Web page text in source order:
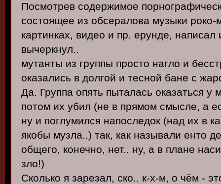
Посмотрев содержимое
состоящее из обсералова музыки роко-
картинках, видео и пр. ерунде,
вычеркнул..
мутанты из группы просто нагло и
оказались в долгой и тесной бане с
Да. Группа опять пыталась оказаться у
потом их убил (не в прямом смысле, а
ну и поглумился напоследок (над их в
якобы музла..) так, как называли енто
общего, конечно, нет.. ну, а в плане
зло!)
Сколько я зарезал, ско.. к-х-м, о чём -